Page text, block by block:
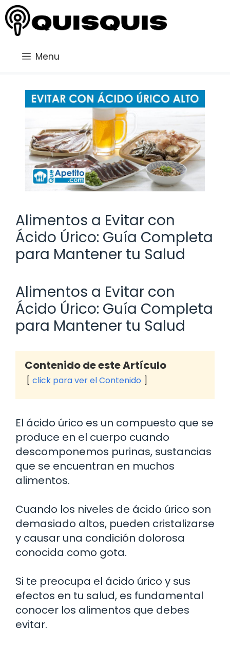
Saltar
al
contenido
Menu
Alimentos a Evitar con
Ácido Úrico: Guía Completa
para Mantener tu Salud
Alimentos a Evitar con
Ácido Úrico: Guía Completa
para Mantener tu Salud
Contenido de este Artículo
click para ver el Contenido
El ácido úrico es un compuesto que se
produce en el cuerpo cuando
descomponemos purinas, sustancias
que se encuentran en muchos
alimentos.
Cuando los niveles de ácido úrico son
demasiado altos, pueden cristalizarse
y causar una condición dolorosa
conocida como gota.
Si te preocupa el ácido úrico y sus
efectos en tu salud, es fundamental
conocer los alimentos que debes
evitar.